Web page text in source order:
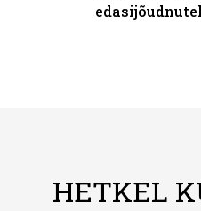
HETKEL